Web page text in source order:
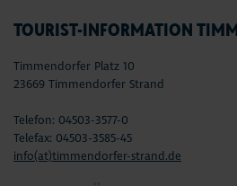
TOURIST-INFORMATION
Timmendorfer Platz 10
23669 Timmendorfer Strand
Telefon: 04503-3577-0
Telefax: 04503-3585-45
info(at)timmendorfer-strand.de